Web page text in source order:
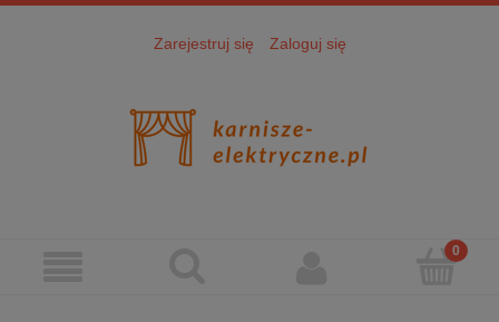
Zarejestruj się Zaloguj się